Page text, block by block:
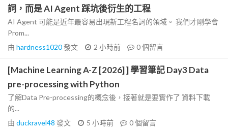
詞，而是 AI Agent 踩坑後衍生的工程
AI Agent 可能是近年最容易出現新工程名詞的領域。 我們才剛學會
Prom...
由 hardness1020發文 2 小時前 0個留言
[Machine Learning A-Z [2026] ] 學習筆記 Day3 Data
pre-processing with Python
了解Data Pre-processing的概念後，接著就是要實作了 資料下載
的...
由 duckravel48 發文 5 小時前 0個留言